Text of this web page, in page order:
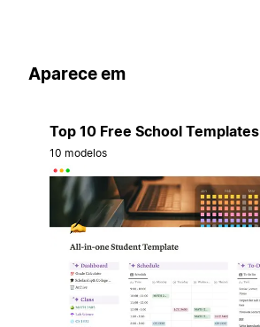
Aparece em
Top 10 Free School Templates
10 modelos